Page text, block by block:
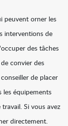
peuvent orner les
interventions de
des tâches
convier des
de placer
les équipements
Si vous avez
directement.